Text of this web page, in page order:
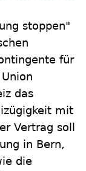
stoppen"
für
das
mit
Vertrag soll
in Bern,
die